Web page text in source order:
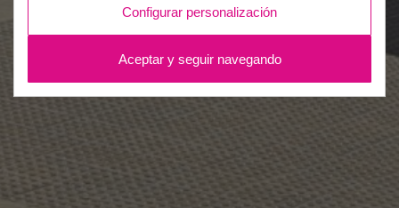
Configurar personalización
Aceptar y seguir navegando